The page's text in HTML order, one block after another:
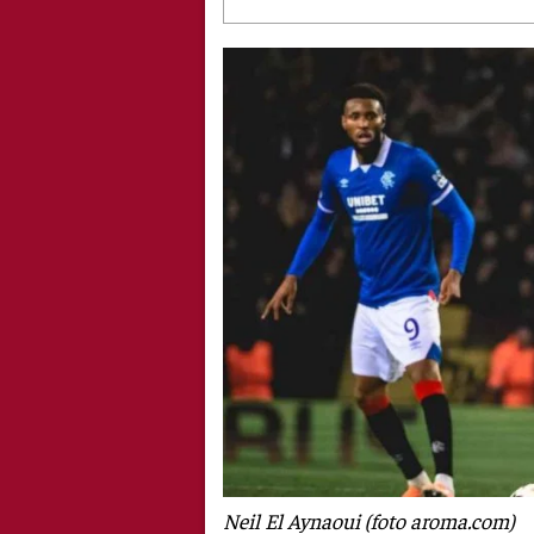
Neil El Aynaoui (foto aroma.com)